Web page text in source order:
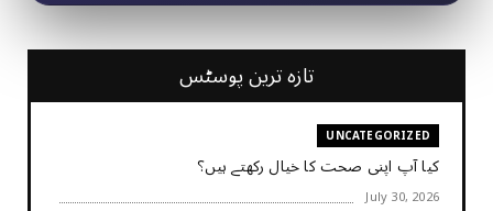
تازہ ترین پوسٹس
UNCATEGORIZED
کیا آپ اپنی صحت کا خیال رکھتے ہیں؟
July 30, 2026